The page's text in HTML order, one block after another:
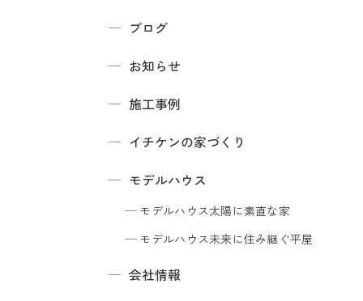
ブログ
お知らせ
施工事例
イチケンの家づくり
モデルハウス
モデルハウス太陽に素直な家
モデルハウス未来に住み継ぐ平屋
会社情報